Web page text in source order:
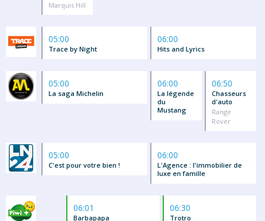
Marquis Hill
05:00
Trace by Night
06:00
Hits and Lyrics
05:00
La saga Michelin
06:00
La légende
du
Mustang
06:50
Chasseurs
d'auto
Range
Rover
05:00
C'est pour votre bien !
06:00
L'Agence : l'immobilier de
luxe en famille
06:01
Barbapapa
06:30
Trotro